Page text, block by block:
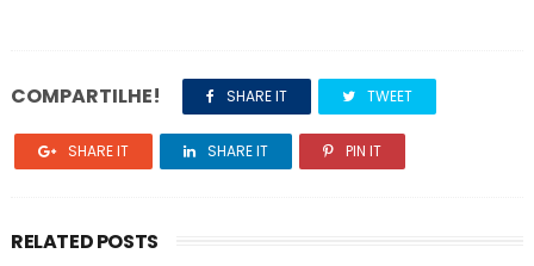
COMPARTILHE! SHARE IT TWEET
SHARE IT SHARE IT PIN IT
RELATED POSTS